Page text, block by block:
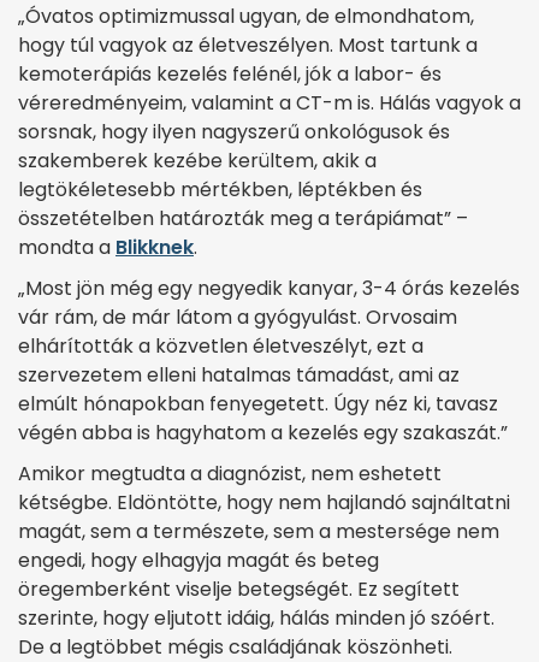
„Óvatos optimizmussal ugyan, de elmondhatom,
hogy túl vagyok az életveszélyen. Most tartunk a
kemoterápiás kezelés felénél, jók a labor- és
véreredményeim, valamint a CT-m is. Hálás vagyok a
sorsnak, hogy ilyen nagyszerű onkológusok és
szakemberek kezébe kerültem, akik a
legtökéletesebb mértékben, léptékben és
összetételben határozták meg a terápiámat” –
mondta a Blikknek.
„Most jön még egy negyedik kanyar, 3-4 órás kezelés
vár rám, de már látom a gyógyulást. Orvosaim
elhárították a közvetlen életveszélyt, ezt a
szervezetem elleni hatalmas támadást, ami az
elmúlt hónapokban fenyegetett. Úgy néz ki, tavasz
végén abba is hagyhatom a kezelés egy szakaszát.”
Amikor megtudta a diagnózist, nem eshetett
kétségbe. Eldöntötte, hogy nem hajlandó sajnáltatni
magát, sem a természete, sem a mestersége nem
engedi, hogy elhagyja magát és beteg
öregemberként viselje betegségét. Ez segített
szerinte, hogy eljutott idáig, hálás minden jó szóért.
De a legtöbbet mégis családjának köszönheti.